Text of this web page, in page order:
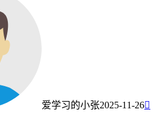
爱学习的小张2025-11-26